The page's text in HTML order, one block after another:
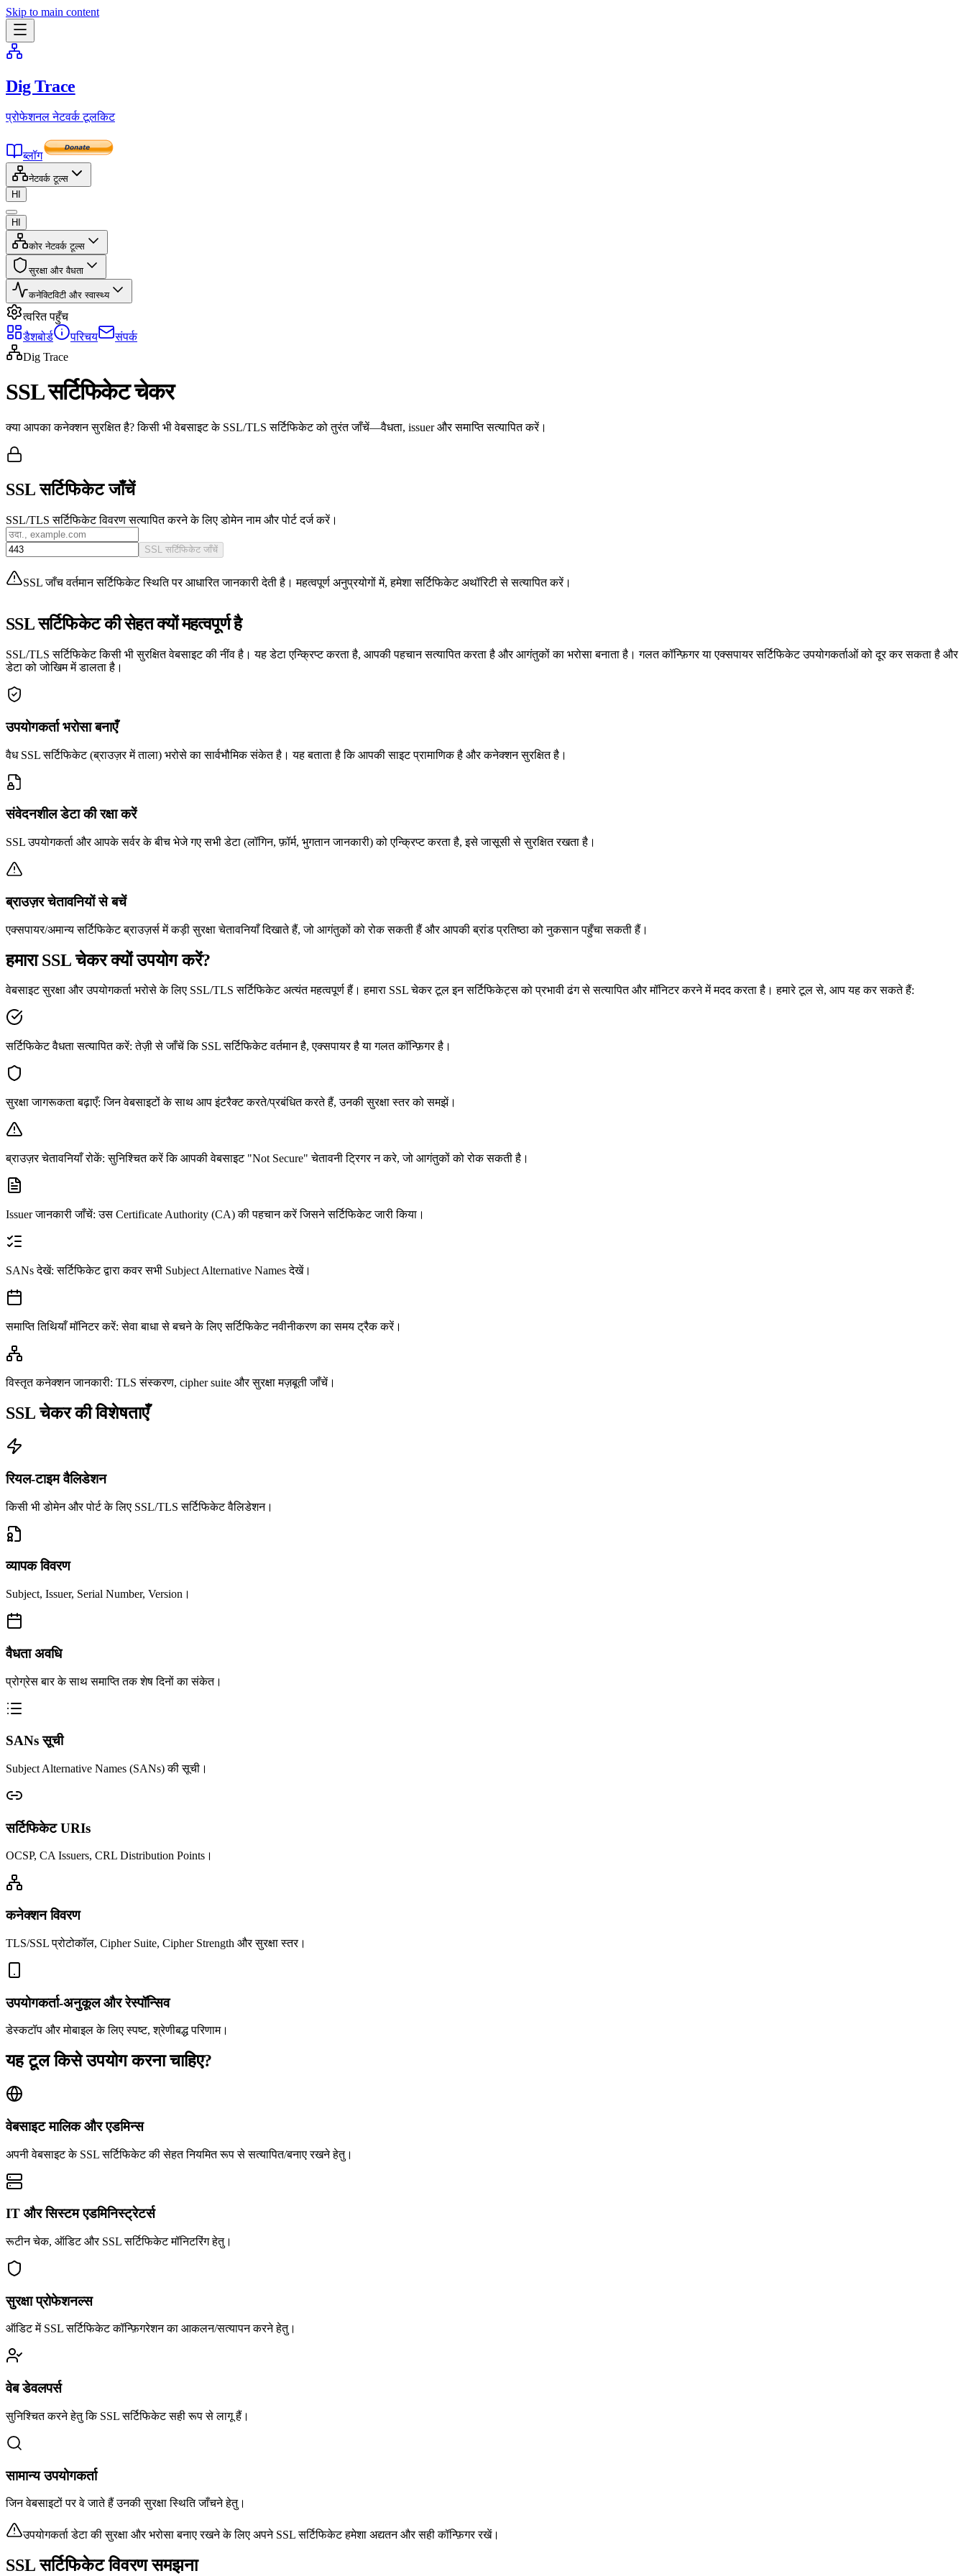
Skip to main content
Dig Trace
प्रोफेशनल नेटवर्क टूलकिट
ब्लॉग
नेटवर्क टूल्स
HI
HI
कोर नेटवर्क टूल्स
सुरक्षा और वैधता
कनेक्टिविटी और स्वास्थ्य
त्वरित पहुँच
डैशबोर्ड
परिचय
संपर्क
Dig Trace
SSL सर्टिफिकेट चेकर
क्या आपका कनेक्शन सुरक्षित है? किसी भी वेबसाइट के SSL/TLS सर्टिफिकेट को तुरंत जाँचें—वैधता, issuer और समाप्ति सत्यापित करें।
SSL सर्टिफिकेट जाँचें
SSL/TLS सर्टिफिकेट विवरण सत्यापित करने के लिए डोमेन नाम और पोर्ट दर्ज करें।
SSL सर्टिफिकेट जाँचें
SSL जाँच वर्तमान सर्टिफिकेट स्थिति पर आधारित जानकारी देती है। महत्वपूर्ण अनुप्रयोगों में, हमेशा सर्टिफिकेट अथॉरिटी से सत्यापित करें।
SSL सर्टिफिकेट की सेहत क्यों महत्वपूर्ण है
SSL/TLS सर्टिफिकेट किसी भी सुरक्षित वेबसाइट की नींव है। यह डेटा एन्क्रिप्ट करता है, आपकी पहचान सत्यापित करता है और आगंतुकों का भरोसा बनाता है। गलत कॉन्फ़िगर या एक्सपायर सर्टिफिकेट उपयोगकर्ताओं को दूर कर सकता है और
डेटा को जोखिम में डालता है।
उपयोगकर्ता भरोसा बनाएँ
वैध SSL सर्टिफिकेट (ब्राउज़र में ताला) भरोसे का सार्वभौमिक संकेत है। यह बताता है कि आपकी साइट प्रामाणिक है और कनेक्शन सुरक्षित है।
संवेदनशील डेटा की रक्षा करें
SSL उपयोगकर्ता और आपके सर्वर के बीच भेजे गए सभी डेटा (लॉगिन, फ़ॉर्म, भुगतान जानकारी) को एन्क्रिप्ट करता है, इसे जासूसी से सुरक्षित रखता है।
ब्राउज़र चेतावनियों से बचें
एक्सपायर/अमान्य सर्टिफिकेट ब्राउज़र्स में कड़ी सुरक्षा चेतावनियाँ दिखाते हैं, जो आगंतुकों को रोक सकती हैं और आपकी ब्रांड प्रतिष्ठा को नुकसान पहुँचा सकती हैं।
हमारा SSL चेकर क्यों उपयोग करें?
वेबसाइट सुरक्षा और उपयोगकर्ता भरोसे के लिए SSL/TLS सर्टिफिकेट अत्यंत महत्वपूर्ण हैं। हमारा SSL चेकर टूल इन सर्टिफिकेट्स को प्रभावी ढंग से सत्यापित और मॉनिटर करने में मदद करता है। हमारे टूल से, आप यह कर सकते हैं:
सर्टिफिकेट वैधता सत्यापित करें:तेज़ी से जाँचें कि SSL सर्टिफिकेट वर्तमान है, एक्सपायर है या गलत कॉन्फ़िगर है।
सुरक्षा जागरूकता बढ़ाएँ:जिन वेबसाइटों के साथ आप इंटरैक्ट करते/प्रबंधित करते हैं, उनकी सुरक्षा स्तर को समझें।
ब्राउज़र चेतावनियाँ रोकें:सुनिश्चित करें कि आपकी वेबसाइट "Not Secure" चेतावनी ट्रिगर न करे, जो आगंतुकों को रोक सकती है।
Issuer जानकारी जाँचें:उस Certificate Authority (CA) की पहचान करें जिसने सर्टिफिकेट जारी किया।
SANs देखें:सर्टिफिकेट द्वारा कवर सभी Subject Alternative Names देखें।
समाप्ति तिथियाँ मॉनिटर करें:सेवा बाधा से बचने के लिए सर्टिफिकेट नवीनीकरण का समय ट्रैक करें।
विस्तृत कनेक्शन जानकारी: TLS संस्करण, cipher suite और सुरक्षा मज़बूती जाँचें।
SSL चेकर की विशेषताएँ
रियल‑टाइम वैलिडेशन
किसी भी डोमेन और पोर्ट के लिए SSL/TLS सर्टिफिकेट वैलिडेशन।
व्यापक विवरण
Subject, Issuer, Serial Number, Version।
वैधता अवधि
प्रोग्रेस बार के साथ समाप्ति तक शेष दिनों का संकेत।
SANs सूची
Subject Alternative Names (SANs) की सूची।
सर्टिफिकेट URIs
OCSP, CA Issuers, CRL Distribution Points।
कनेक्शन विवरण
TLS/SSL प्रोटोकॉल, Cipher Suite, Cipher Strength और सुरक्षा स्तर।
उपयोगकर्ता‑अनुकूल और रेस्पॉन्सिव
डेस्कटॉप और मोबाइल के लिए स्पष्ट, श्रेणीबद्ध परिणाम।
यह टूल किसे उपयोग करना चाहिए?
वेबसाइट मालिक और एडमिन्स
अपनी वेबसाइट के SSL सर्टिफिकेट की सेहत नियमित रूप से सत्यापित/बनाए रखने हेतु।
IT और सिस्टम एडमिनिस्ट्रेटर्स
रूटीन चेक, ऑडिट और SSL सर्टिफिकेट मॉनिटरिंग हेतु।
सुरक्षा प्रोफेशनल्स
ऑडिट में SSL सर्टिफिकेट कॉन्फ़िगरेशन का आकलन/सत्यापन करने हेतु।
वेब डेवलपर्स
सुनिश्चित करने हेतु कि SSL सर्टिफिकेट सही रूप से लागू हैं।
सामान्य उपयोगकर्ता
जिन वेबसाइटों पर वे जाते हैं उनकी सुरक्षा स्थिति जाँचने हेतु।
उपयोगकर्ता डेटा की सुरक्षा और भरोसा बनाए रखने के लिए अपने SSL सर्टिफिकेट हमेशा अद्यतन और सही कॉन्फ़िगर रखें।
SSL सर्टिफिकेट विवरण समझना